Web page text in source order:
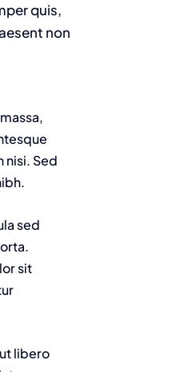
quis,
non
nisi. Sed
sed
sit
libero